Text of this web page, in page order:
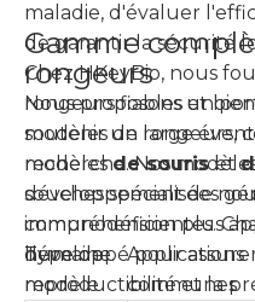
maladie, d'évaluer
de garantir la sécurité
Chez HKeyBio, nous
rongeurs fiables et
soutenir un large
recherche. Nos
développement de
compréhension plus
humaine.
Gamme
rongeurs
Nous proposons un
modèles de rongeurs,
modèlesde souriset
souches spécialisées
immunodéficientes.
développé pour
reproductibilité et la
Type de
modèle
Applications
communes